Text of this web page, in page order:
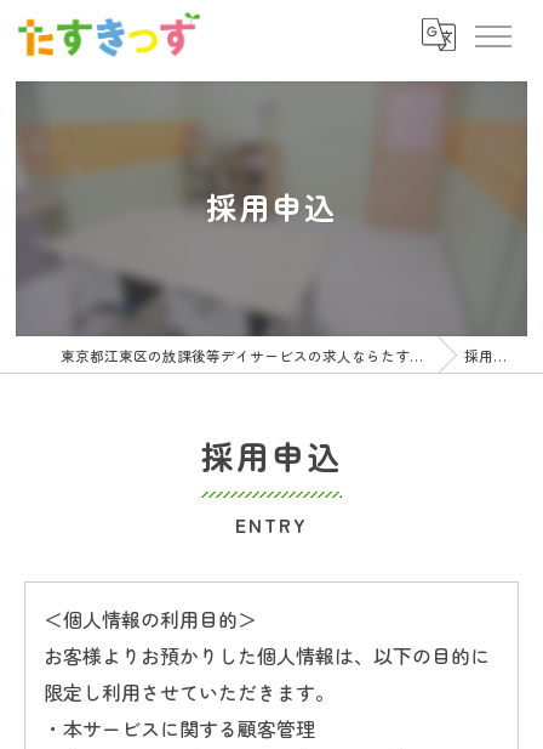
採用申込
東京都江東区の放課後等デイサービスの求人ならたすきっず 採用申込
採用申込
ENTRY
＜個人情報の利用目的＞
お客様よりお預かりした個人情報は、以下の目的に
限定し利用させていただきます。
・本サービスに関する顧客管理